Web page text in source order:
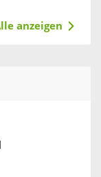
anzeigen